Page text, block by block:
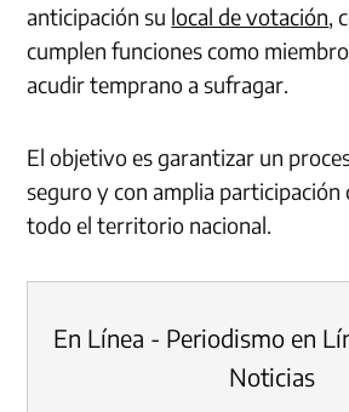
anticipación su local de votación,
cumplen funciones como
acudir temprano a sufragar.
El objetivo es garantizar un
seguro y con amplia participación
todo el territorio nacional.
En Línea - Periodismo en
Noticias